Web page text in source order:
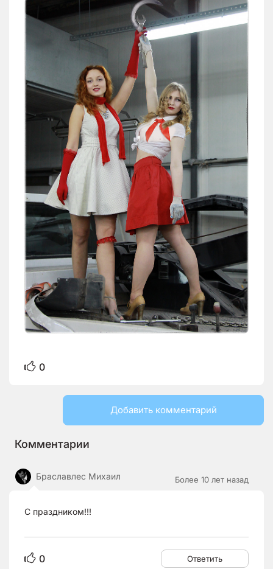
0
Добавить комментарий
Комментарии
Более 10 лет назад
Браславлес Михаил
С праздником!!!
0 Ответить